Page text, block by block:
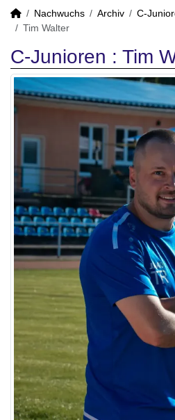
Nachwuchs Archiv C-
Tim Walter
C-Junioren : Tim